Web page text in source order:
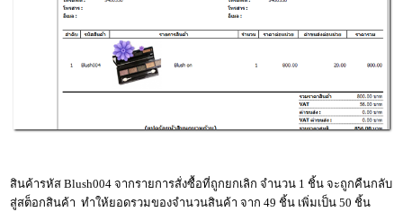
สินค้ารหัส Blush004 จากรายการสั่งซื้อที่ถูกยกเลิก จำนวน 1 ชิ้น จะถูกคืนกลับ
สู่สต็อกสินค้า ทำให้ยอดรวมของจำนวนสินค้า จาก 49 ชิ้น เพิ่มเป็น 50 ชิ้น